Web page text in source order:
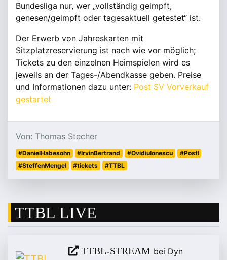
Bundesliga nur, wer „vollständig geimpft,
genesen/geimpft oder tagesaktuell getestet“ ist.
Der Erwerb von Jahreskarten mit
Sitzplatzreservierung ist nach wie vor möglich;
Tickets zu den einzelnen Heimspielen wird es
jeweils an der Tages-/Abendkasse geben. Preise
und Informationen dazu unter: Post SV Vorverkauf
gestartet
Von: Thomas Stecher
#DanielHabesohn #IrvinBertrand #OvidiuIonescu
#PostI
#SteffenMengel
#tickets #TTBL
TTBL LIVE
TTBL-STREAM bei Dyn